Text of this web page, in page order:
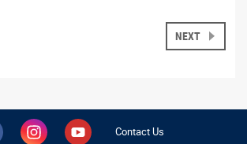
NEXT
Contact Us